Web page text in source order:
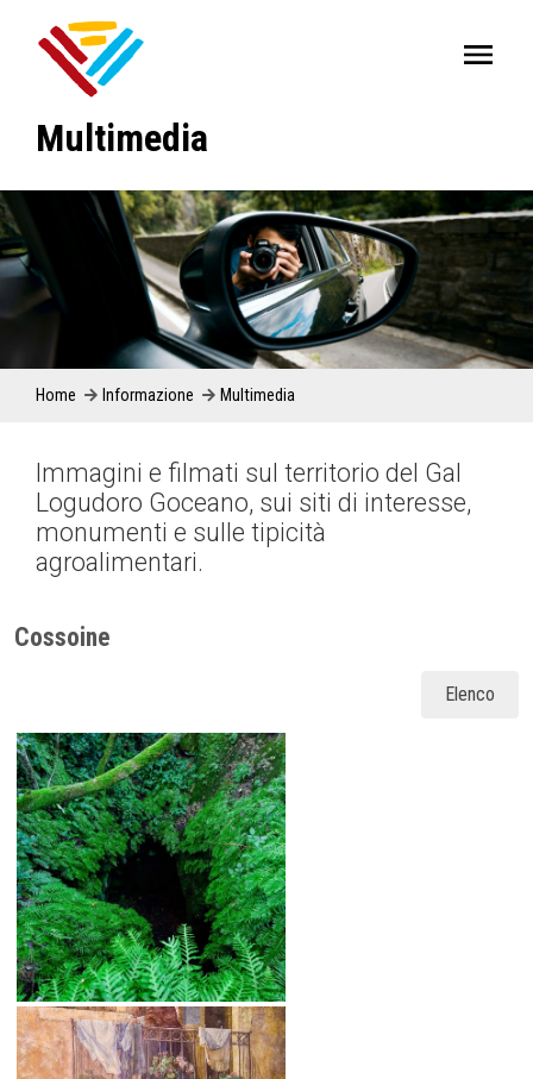
Multimedia
Home Informazione Multimedia
Immagini e filmati sul territorio del Gal
Logudoro Goceano, sui siti di interesse,
monumenti e sulle tipicità
agroalimentari.
Cossoine
Elenco